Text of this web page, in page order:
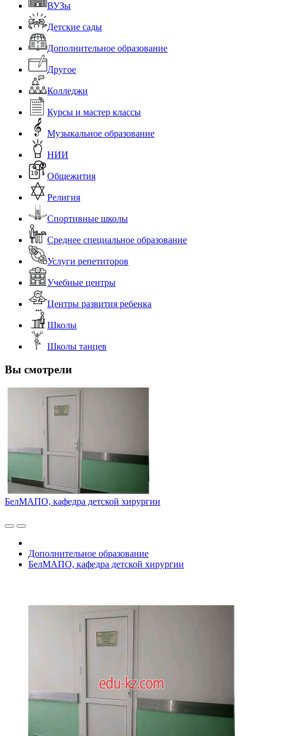
ВУЗы
Детские сады
Дополнительное образование
Другое
Колледжи
Курсы и мастер классы
Музыкальное образование
НИИ
Общежития
Религия
Спортивные школы
Среднее специальное образование
Услуги репетиторов
Учебные центры
Центры развития ребенка
Школы
Школы танцев
Вы смотрели
БелМАПО, кафедра детской хирургии
Дополнительное образование
БелМАПО, кафедра детской хирургии